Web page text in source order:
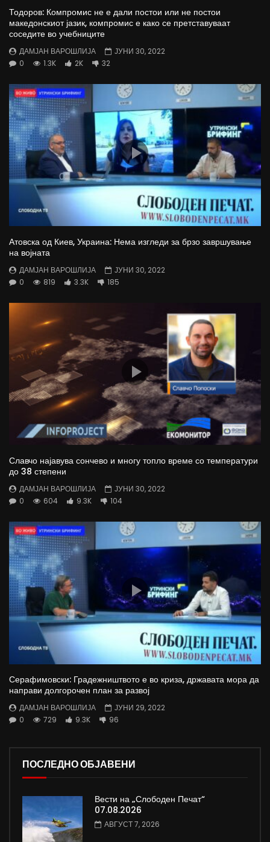
Тодоров: Компромис не е дали постои или не постои
македонскиот јазик, компромис е како се претставуваат
соседите во учебниците
ДАМЈАН ВАРОШЛИЈА
ЈУНИ 30, 2022
0
1.3K 2K 32
Атовска од Киев, Украина: Нема изгледи за брзо завршување
на војната
ДАМЈАН ВАРОШЛИЈА
ЈУНИ 30, 2022
0
819 3.3K 185
Славчо најавува сончево и многу топло време со температури
до 38 степени
ДАМЈАН ВАРОШЛИЈА
ЈУНИ 30, 2022
0
604 9.3K 104
Серафимовски: Градежништвото е во криза, државата мора да
направи долгорочен план за развој
ДАМЈАН ВАРОШЛИЈА
ЈУНИ 29, 2022
0
729 9.3K 96
ПОСЛЕДНО ОБЈАВЕНИ
Вести на „Слободен Печат“
07.08.2026
АВГУСТ 7, 2026